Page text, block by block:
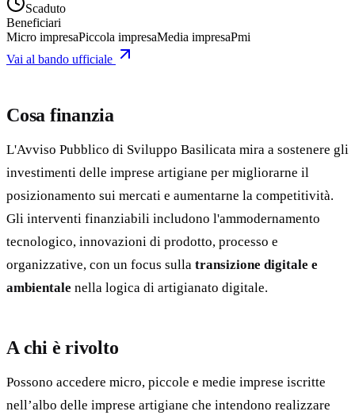
Scaduto
Beneficiari
Micro impresaPiccola impresaMedia impresaPmi
Vai al bando ufficiale
Cosa finanzia
L'Avviso Pubblico di Sviluppo Basilicata mira a sostenere gli
investimenti delle imprese artigiane per migliorarne il
posizionamento sui mercati e aumentarne la competitività.
Gli interventi finanziabili includono l'ammodernamento
tecnologico, innovazioni di prodotto, processo e
organizzative, con un focus sulla transizione digitale e
ambientale nella logica di artigianato digitale.
A chi è rivolto
Possono accedere micro, piccole e medie imprese iscritte
nell’albo delle imprese artigiane che intendono realizzare